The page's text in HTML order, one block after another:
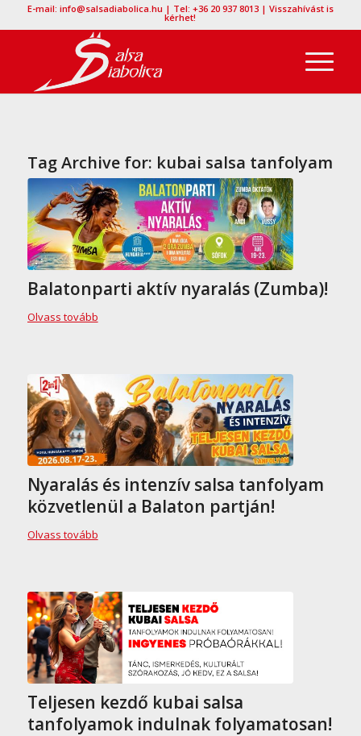
E-mail: info@salsadiabolica.hu | Tel: +36 20 937 8013 | Visszahívást is
kérhet!
Tag Archive for: kubai salsa tanfolyam
Balatonparti aktív nyaralás (Zumba)!
Olvass tovább
Nyaralás és intenzív salsa tanfolyam
közvetlenül a Balaton partján!
Olvass tovább
Teljesen kezdő kubai salsa
tanfolyamok indulnak folyamatosan!